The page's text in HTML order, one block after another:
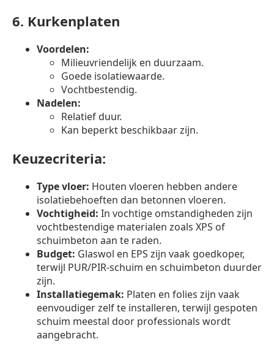
6. Kurkenplaten
Voordelen:
Milieuvriendelijk en duurzaam.
Goede isolatiewaarde.
Vochtbestendig.
Nadelen:
Relatief duur.
Kan beperkt beschikbaar zijn.
Keuzecriteria:
Type vloer: Houten vloeren hebben andere
isolatiebehoeften dan betonnen vloeren.
Vochtigheid: In vochtige omstandigheden zijn
vochtbestendige materialen zoals XPS of
schuimbeton aan te raden.
Budget: Glaswol en EPS zijn vaak goedkoper,
terwijl PUR/PIR-schuim en schuimbeton duurder
zijn.
Installatiegemak: Platen en folies zijn vaak
eenvoudiger zelf te installeren, terwijl gespoten
schuim meestal door professionals wordt
aangebracht.